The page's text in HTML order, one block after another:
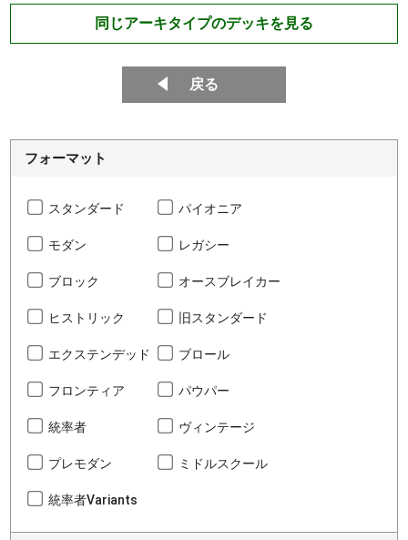
同じアーキタイプのデッキを見る
戻る
フォーマット
スタンダード パイオニア
モダン レガシー
ブロック オースブレイカー
ヒストリック 旧スタンダード
エクステンデッド ブロール
フロンティア パウパー
統率者 ヴィンテージ
プレモダン ミドルスクール
統率者Variants